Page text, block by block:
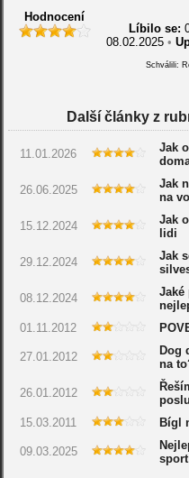
Hodnocení
Líbilo se:
08.02.2025•
Schválili:
Další články z
11.01.2026
Jak
26.06.2025
Jak
na
15.12.2024
Jak
lidi
29.12.2024
Jak
08.12.2024
Jaké
01.11.2012
27.01.2012
Dog
na
26.01.2012
15.03.2011 Bígl
09.03.2025